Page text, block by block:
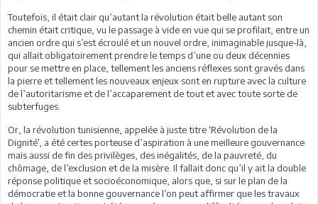
Toutefois, il était clair qu’autant la révolution était belle autant son
chemin était critique, vu le passage à vide en vue qui se profilait, entre un
ancien ordre qui s’est écroulé et un nouvel ordre, inimaginable jusque-là,
qui allait obligatoirement prendre le temps d’une ou deux décennies
pour se mettre en place, tellement les anciens réflexes sont gravés dans
la pierre et tellement les nouveaux enjeux sont en rupture avec la culture
de l’autoritarisme et de l’accaparement de tout et avec toute sorte de
subterfuges.
Or, la révolution tunisienne, appelée à juste titre ‘Révolution de la
Dignité’, a été certes porteuse d’aspiration à une meilleure gouvernance
mais aussi de fin des privilèges, des inégalités, de la pauvreté, du
chômage, de l’exclusion et de la misère. Il fallait donc qu’il y ait la double
réponse politique et socioéconomique, alors que, si sur le plan de la
démocratie et la bonne gouvernance l’on peut affirmer que les travaux